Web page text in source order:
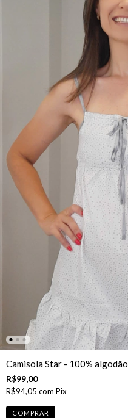
Camisola Star - 100% algodão
R$99,00
R$94,05 com Pix
COMPRAR